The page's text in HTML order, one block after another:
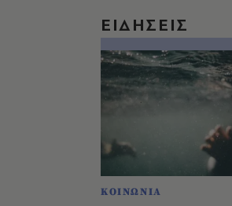
ΕΙΔΗΣΕΙΣ
ΚΟΙΝΩΝΙΑ